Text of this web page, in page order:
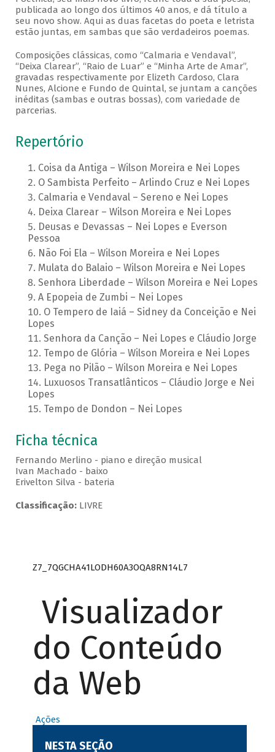
publicada ao longo dos últimos 40 anos, e dá título a
seu novo show. Aqui as duas facetas do poeta e letrista
estão juntas, em sambas que são verdadeiros poemas.
Composições clássicas, como “Calmaria e Vendaval”,
“Deixa Clarear”, “Raio de Luar” e “Minha Arte de Amar”,
gravadas respectivamente por Elizeth Cardoso, Clara
Nunes, Alcione e Fundo de Quintal, se juntam a canções
inéditas (sambas e outras bossas), com variedade de
parcerias.
Repertório
Coisa da Antiga – Wilson Moreira e Nei Lopes
O Sambista Perfeito – Arlindo Cruz e Nei Lopes
Calmaria e Vendaval – Sereno e Nei Lopes
Deixa Clarear – Wilson Moreira e Nei Lopes
Deusas e Devassas – Nei Lopes e Everson
Pessoa
Não Foi Ela – Wilson Moreira e Nei Lopes
Mulata do Balaio – Wilson Moreira e Nei Lopes
Senhora Liberdade – Wilson Moreira e Nei Lopes
A Epopeia de Zumbi – Nei Lopes
O Tempero de Iaiá – Sidney da Conceição e Nei
Lopes
Senhora da Canção – Nei Lopes e Cláudio Jorge
Tempo de Glória – Wilson Moreira e Nei Lopes
Pega no Pilão – Wilson Moreira e Nei Lopes
Luxuosos Transatlânticos – Cláudio Jorge e Nei
Lopes
Tempo de Dondon – Nei Lopes
Ficha técnica
Fernando Merlino - piano e direção musical
Ivan Machado - baixo
Erivelton Silva - bateria
Classificação:LIVRE
Z7_7QGCHA41LODH60A3OQA8RN14L7
Visualizador
do Conteúdo
da Web
Ações
NESTA SEÇÃO